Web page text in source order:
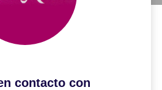
contacto con